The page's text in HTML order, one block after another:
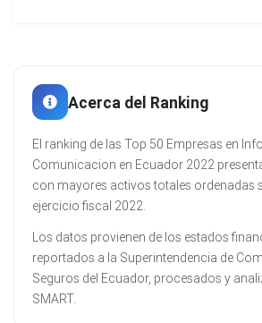
Acerca del Ranking
El ranking de las Top 50 Empresas en
Comunicacion en Ecuador 2022
con mayores activos totales ordenadas
ejercicio fiscal 2022.
Los datos provienen de los estados
reportados a la Superintendencia de
Seguros del Ecuador, procesados y
SMART.